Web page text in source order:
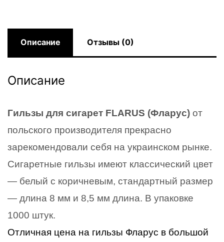
Описание Отзывы (0)
Описание
Гильзы для сигарет FLARUS (Фларус) от
польского производителя прекрасно
зарекомендовали себя на украинском рынке.
Сигаретные гильзы имеют классический цвет
— белый с коричневым, стандартный размер
— длина 8 мм и 8,5 мм длина. В упаковке
1000 штук.
Отличная цена на гильзы Фларус в большой